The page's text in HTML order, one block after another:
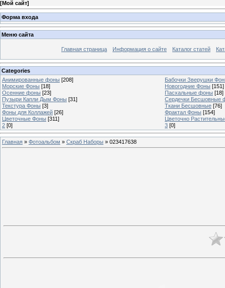
[Мой сайт]
Форма входа
Меню сайта
Главная страница Информация о сайте Каталог статей
Categories
Анимированные фоны [208]
Бабочки Зверушки
Морские Фоны [18] Новогодние Фоны [151]
Осенние фоны [23] Пасхальные фоны [18]
Пузыри Капли Дым Фоны [31]
Сердечки Бесшовные
Текстура Фоны [3] Ткани Бесшовные [76]
Фоны для Коллажей [26] Фрактал Фоны [154]
Цветочные Фоны [311]
Цветочно
2 [0] 3 [0]
Главная » Фотоальбом » Скраб Наборы » 023417638